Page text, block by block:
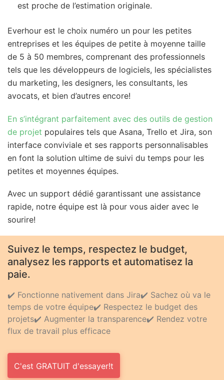
est proche de l’estimation originale.
Everhour est le choix numéro un pour les petites
entreprises et les équipes de petite à moyenne taille
de 5 à 50 membres, comprenant des professionnels
tels que les développeurs de logiciels, les spécialistes
du marketing, les designers, les consultants, les
avocats, et bien d’autres encore!
En s’intégrant parfaitement avec des outils de gestion
de projet populaires tels que Asana, Trello et Jira, son
interface conviviale et ses rapports personnalisables
en font la solution ultime de suivi du temps pour les
petites et moyennes équipes.
Avec un support dédié garantissant une assistance
rapide, notre équipe est là pour vous aider avec le
sourire!
Suivez le temps, respectez le budget,
analysez les rapports et automatisez la
paie.
✔️ Fonctionne nativement dans Jira✔️ Sachez où va le
temps de votre équipe✔️ Respectez le budget des
projets✔️ Augmenter la transparence✔️ Rendez votre
flux de travail plus efficace
C'est GRATUIT d'essayer!t